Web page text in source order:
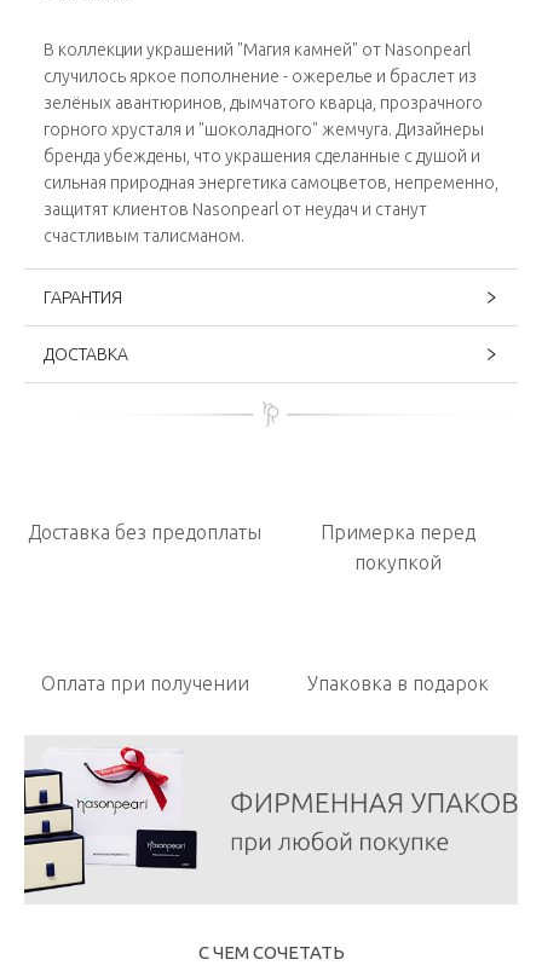
В коллекции украшений "Магия камней" от Nasonpearl
случилось яркое пополнение - ожерелье и браслет из
зелёных авантюринов, дымчатого кварца, прозрачного
горного хрусталя и "шоколадного" жемчуга. Дизайнеры
бренда убеждены, что украшения сделанные с душой и
сильная природная энергетика самоцветов, непременно,
защитят клиентов Nasonpearl от неудач и станут
счастливым талисманом.
ГАРАНТИЯ
ДОСТАВКА
Доставка без предоплаты
Примерка перед
покупкой
Оплата при получении Упаковка в подарок
С ЧЕМ СОЧЕТАТЬ